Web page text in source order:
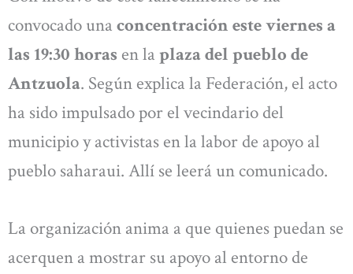
convocado una concentración este viernes a
las 19:30 horas en la plaza del pueblo de
Antzuola. Según explica la Federación, el acto
ha sido impulsado por el vecindario del
municipio y activistas en la labor de apoyo al
pueblo saharaui. Allí se leerá un comunicado.
La organización anima a que quienes puedan se
acerquen a mostrar su apoyo al entorno de